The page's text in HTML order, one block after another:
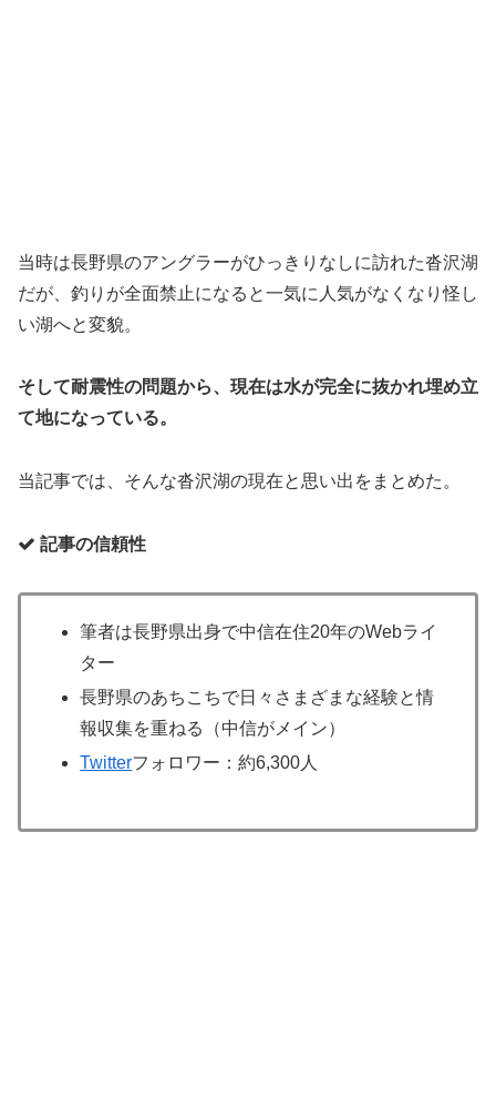
当時は長野県のアングラーがひっきりなしに訪れた沓沢湖
だが、釣りが全面禁止になると一気に人気がなくなり怪し
い湖へと変貌。
そして耐震性の問題から、現在は水が完全に抜かれ埋め立
て地になっている。
当記事では、そんな沓沢湖の現在と思い出をまとめた。
記事の信頼性
筆者は長野県出身で中信在住20年のWebライ
ター
長野県のあちこちで日々さまざまな経験と情
報収集を重ねる（中信がメイン）
Twitterフォロワー：約6,300人